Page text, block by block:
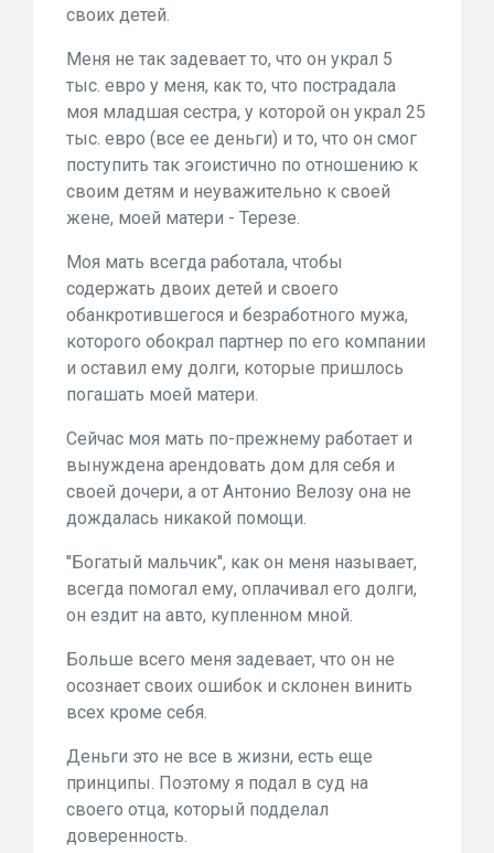
своих детей.
Меня не так задевает то, что он украл 5
тыс. евро у меня, как то, что пострадала
моя младшая сестра, у которой он украл 25
тыс. евро (все ее деньги) и то, что он смог
поступить так эгоистично по отношению к
своим детям и неуважительно к своей
жене, моей матери - Терезе.
Моя мать всегда работала, чтобы
содержать двоих детей и своего
обанкротившегося и безработного мужа,
которого обокрал партнер по его компании
и оставил ему долги, которые пришлось
погашать моей матери.
Сейчас моя мать по-прежнему работает и
вынуждена арендовать дом для себя и
своей дочери, а от Антонио Велозу она не
дождалась никакой помощи.
"Богатый мальчик", как он меня называет,
всегда помогал ему, оплачивал его долги,
он ездит на авто, купленном мной.
Больше всего меня задевает, что он не
осознает своих ошибок и склонен винить
всех кроме себя.
Деньги это не все в жизни, есть еще
принципы. Поэтому я подал в суд на
своего отца, который подделал
доверенность.